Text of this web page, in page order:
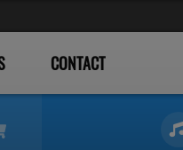
CONTACT